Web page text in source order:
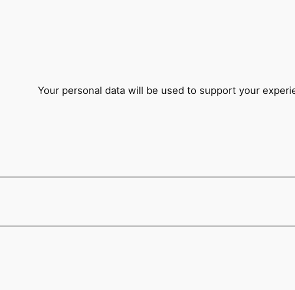
Your personal data will be used to support your